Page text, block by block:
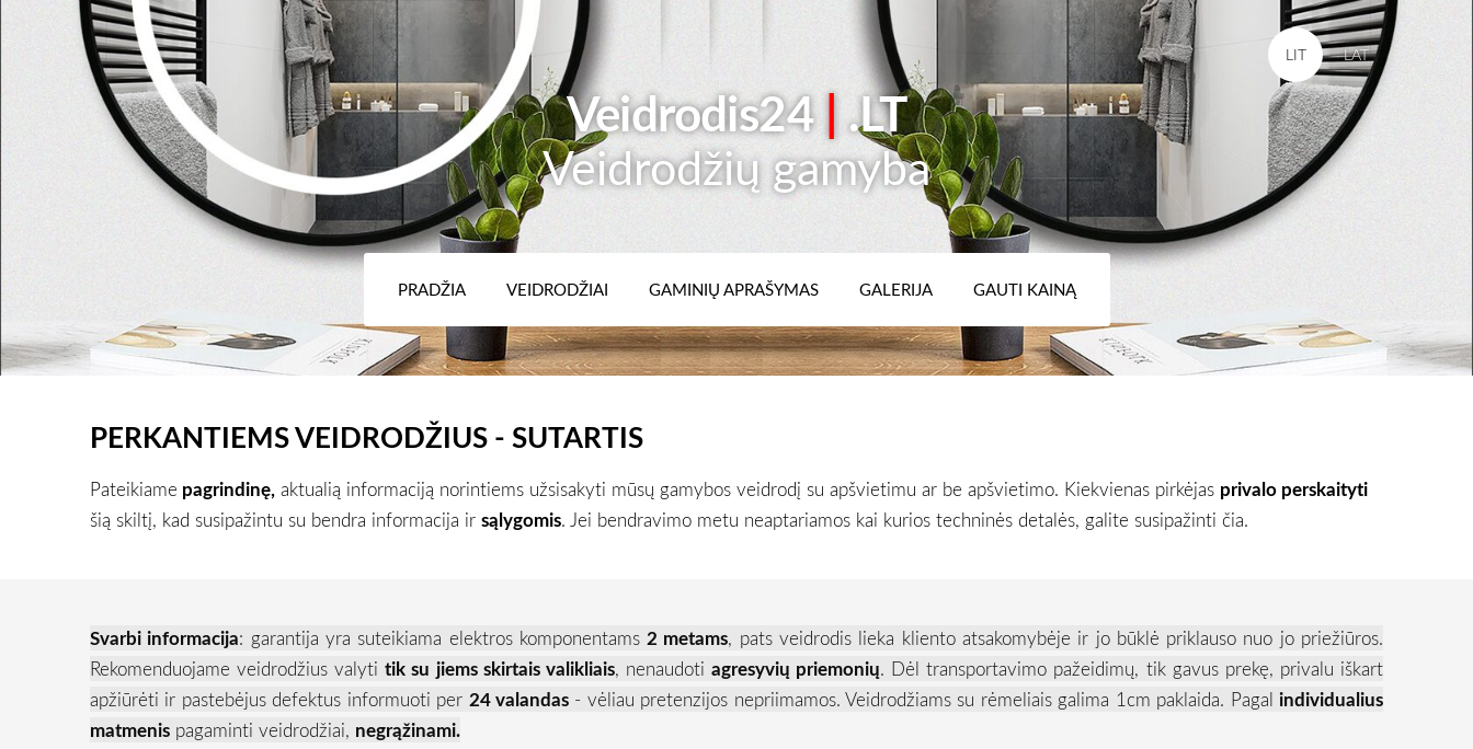
LIT LAT
Veidrodis24|.LT
Veidrodžių gamyba
PRADŽIA VEIDRODŽIAI GAMINIŲ APRAŠYMAS GALERIJA GAUTI KAINĄ
PERKANTIEMS VEIDRODŽIUS - SUTARTIS
Pateikiame pagrindinę, aktualią informaciją norintiems užsisakyti mūsų gamybos veidrodį su apšvietimu ar be apšvietimo. Kiekvienas pirkėjas privalo perskaityti
šią skiltį, kad susipažintu su bendra informacija ir sąlygomis. Jei bendravimo metu neaptariamos kai kurios techninės detalės, galite susipažinti čia.
Svarbi informacija: garantija yra suteikiama elektros komponentams2 metams, pats veidrodis lieka kliento atsakomybėje ir jo būklė priklauso nuo jo priežiūros.
Rekomenduojame veidrodžius valytitik su jiems skirtais valikliais, nenaudotiagresyvių priemonių. Dėl transportavimo pažeidimų, tik gavus prekę, privalu iškart
apžiūrėti ir pastebėjus defektus informuoti per 24 valandas- vėliau pretenzijos nepriimamos. Veidrodžiams su rėmeliais galima 1cm paklaida. Pagalindividualius
matmenis pagaminti veidrodžiai, negrąžinami.